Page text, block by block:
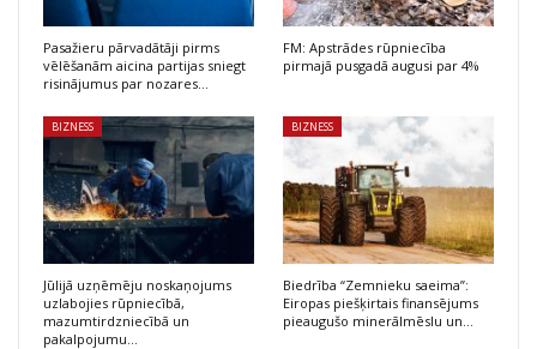
Pasažieru pārvadātāji pirms
vēlēšanām aicina partijas sniegt
risinājumus par nozares…
FM: Apstrādes rūpniecība
pirmajā pusgadā augusi par 4%
BIZNESS
Jūlijā uzņēmēju noskaņojums
uzlabojies rūpniecībā,
mazumtirdzniecībā un
pakalpojumu…
BIZNESS
Biedrība “Zemnieku saeima”:
Eiropas piešķirtais finansējums
pieaugušo minerālmēslu un…